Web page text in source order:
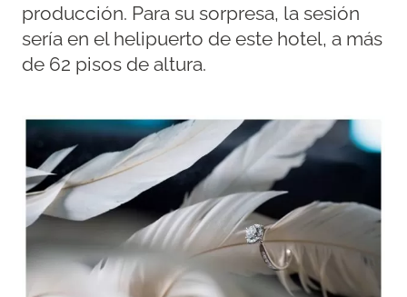
producción. Para su sorpresa, la sesión
sería en el helipuerto de este hotel, a más
de 62 pisos de altura.